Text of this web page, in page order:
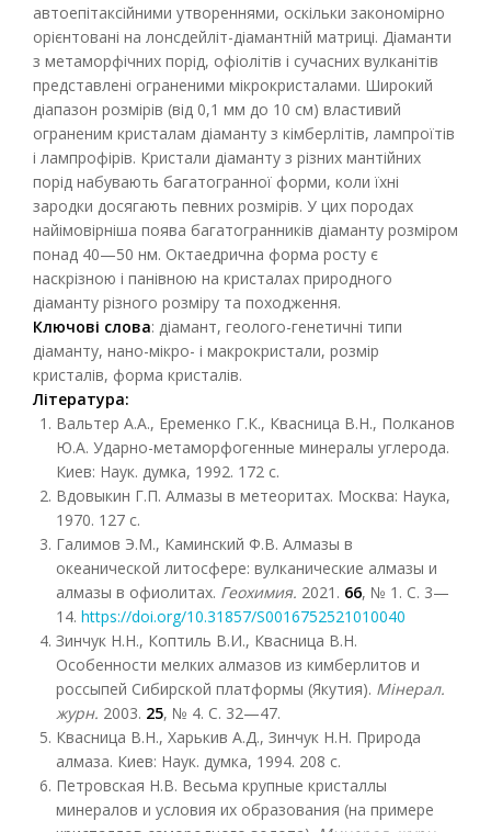
автоепітаксійними утвореннями, оскільки закономірно
орієнтовані на лонсдейліт-діамантній матриці. Діаманти
з метаморфічних порід, офіолітів і сучасних вулканітів
представлені ограненими мікрокристалами. Широкий
діапазон розмірів (від 0,1 мм до 10 см) властивий
ограненим кристалам діаманту з кімберлітів, лампроїтів
і лампрофірів. Кристали діаманту з різних мантійних
порід набувають багатогранної форми, коли їхні
зародки досягають певних розмірів. У цих породах
найімовірніша поява багатогранників діаманту розміром
понад 40—50 нм. Октаедрична форма росту є
наскрізною і панівною на кристалах природного
діаманту різного розміру та походження.
Ключові слова: діамант, геолого-генетичні типи
діаманту, нано-мікро- і макрокристали, розмір
кристалів, форма кристалів.
Література:
Вальтер А.А., Еременко Г.К., Квасница В.Н., Полканов
Ю.А. Ударно-метаморфогенные минералы углерода.
Киев: Наук. думка, 1992. 172 с.
Вдовыкин Г.П. Алмазы в метеоритах. Москва: Наука,
1970. 127 с.
Галимов Э.М., Каминский Ф.В. Алмазы в
океанической литосфере: вулканические алмазы и
алмазы в офиолитах. Геохимия. 2021. 66, № 1. С. 3—
14. https://doi.org/10.31857/S0016752521010040
Зинчук Н.Н., Коптиль В.И., Квасница В.Н.
Особенности мелких алмазов из кимберлитов и
россыпей Сибирской платформы (Якутия). Мінерал.
журн. 2003. 25, № 4. C. 32—47.
Квасница В.Н., Харькив А.Д., Зинчук Н.Н. Природа
алмаза. Киев: Наук. думка, 1994. 208 с.
Петровская Н.В. Весьма крупные кристаллы
минералов и условия их образования (на примере